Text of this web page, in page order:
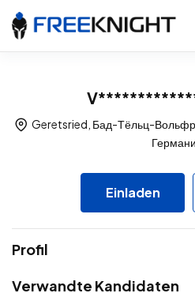
Geretsried, Бад-Тёльц-
Einladen
Profil
Verwandte Kandidaten